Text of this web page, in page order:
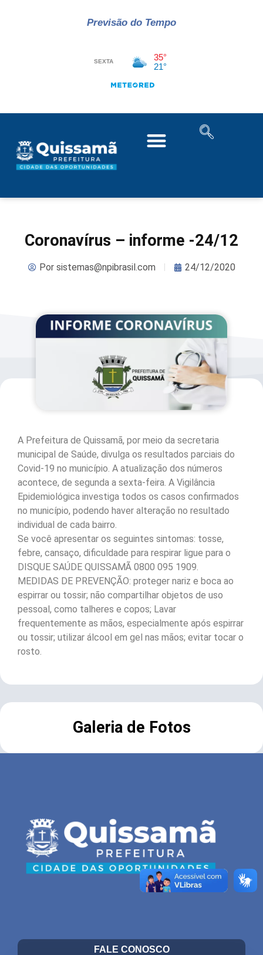
Previsão do Tempo
Coronavírus – informe -24/12
Porsistemas@npibrasil.com 24/12/2020
A Prefeitura de Quissamã, por meio da secretaria
municipal de Saúde, divulga os resultados parciais do
Covid-19 no município. A atualização dos números
acontece, de segunda a sexta-feira. A Vigilância
Epidemiológica investiga todos os casos confirmados
no município, podendo haver alteração no resultado
individual de cada bairro.
Se você apresentar os seguintes sintomas: tosse,
febre, cansaço, dificuldade para respirar ligue para o
DISQUE SAÚDE QUISSAMÃ 0800 095 1909.
MEDIDAS DE PREVENÇÃO: proteger nariz e boca ao
espirrar ou tossir; não compartilhar objetos de uso
pessoal, como talheres e copos; Lavar
frequentemente as mãos, especialmente após espirrar
ou tossir; utilizar álcool em gel nas mãos; evitar tocar o
rosto.
Galeria de Fotos
FALE CONOSCO